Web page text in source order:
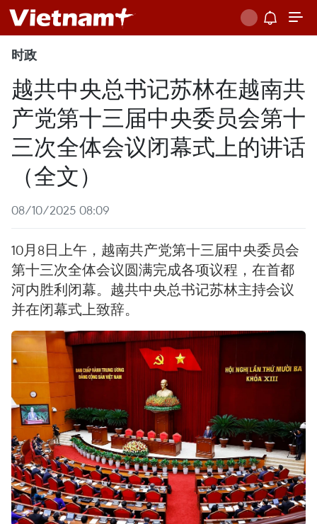
时政
越共中央总书记苏林在越南共
产党第十三届中央委员会第十
三次全体会议闭幕式上的讲话
（全文）
08/10/2025 08:09
10月8日上午，越南共产党第十三届中央委员会
第十三次全体会议圆满完成各项议程，在首都
河内胜利闭幕。越共中央总书记苏林主持会议
并在闭幕式上致辞。